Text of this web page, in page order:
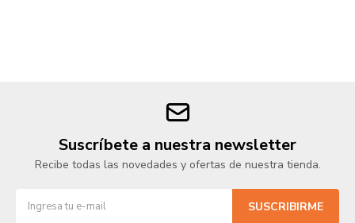
Suscríbete a nuestra newsletter
Recibe todas las novedades y ofertas de nuestra tienda.
SUSCRIBIRME